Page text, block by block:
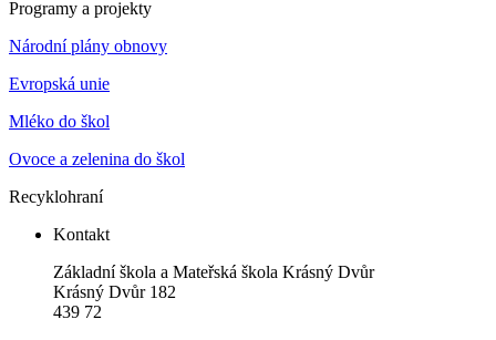
Programy a projekty
Národní plány obnovy
Evropská unie
Mléko do škol
Ovoce a zelenina do škol
Recyklohraní
Kontakt
Základní škola a Mateřská škola Krásný Dvůr
Krásný Dvůr 182
439 72